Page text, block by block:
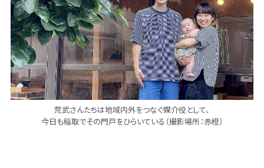
荒武さんたちは地域内外をつなぐ媒介役として、
今日も稲取でその門戸をひらいている（撮影場所：赤橙）